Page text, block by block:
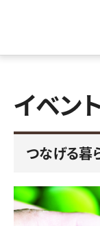
イベン
つなげる暮